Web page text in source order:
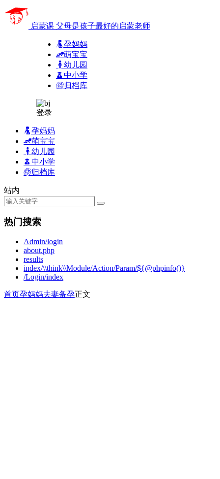
启蒙课 父母是孩子最好的启蒙老师
孕妈妈
萌宝宝
幼儿园
中小学
归档库
登录
孕妈妈
萌宝宝
幼儿园
中小学
归档库
站内
热门搜索
Admin/login
about.php
results
index/\\think\\Module/Action/Param/${@phpinfo()}
/Login/index
首页孕妈妈夫妻备孕正文